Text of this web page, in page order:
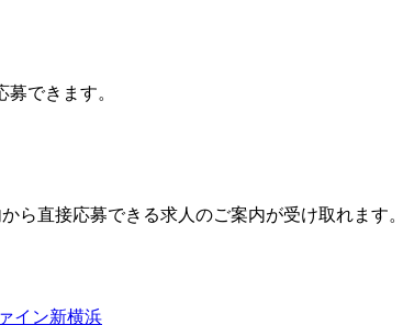
できます。
ら直接応募できる求人のご案内が受け取れます。
イン新横浜